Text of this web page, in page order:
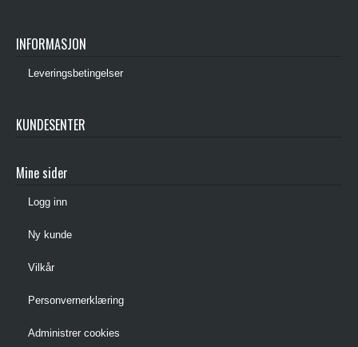
INFORMASJON
Leveringsbetingelser
KUNDESENTER
Mine sider
Logg inn
Ny kunde
Vilkår
Personvernerklæring
Administrer cookies